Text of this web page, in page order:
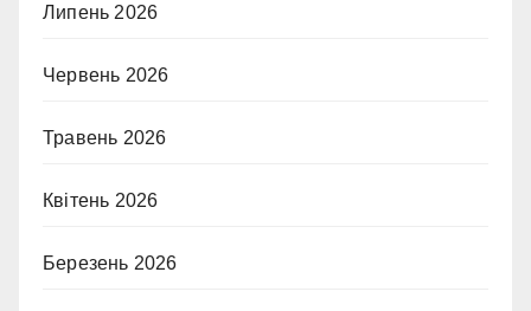
Липень 2026
Червень 2026
Травень 2026
Квітень 2026
Березень 2026